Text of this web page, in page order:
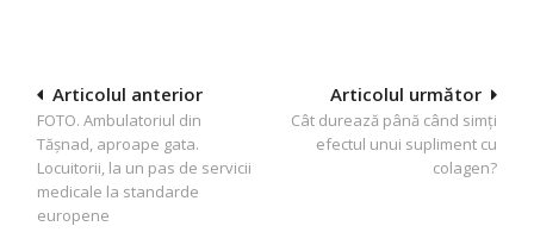
Navigare
în
articole
Articolul următor
Cât durează până când simți
efectul unui supliment cu
colagen?
Articolul anterior
FOTO. Ambulatoriul din
Tășnad, aproape gata.
Locuitorii, la un pas de servicii
medicale la standarde
europene